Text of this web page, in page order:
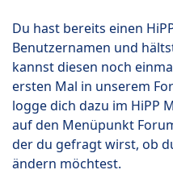
Du hast bereits einen
Benutzernamen und
kannst diesen noch
ersten Mal in unserem
logge dich dazu im HiPP
auf den Menüpunkt
der du gefragt wirst, ob
ändern möchtest.